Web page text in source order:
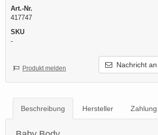
Art.-Nr.
417747
SKU
-
Nachricht
Produkt melden
Beschreibung Hersteller